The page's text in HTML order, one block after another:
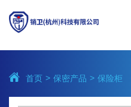
首页 保密产品 保险柜